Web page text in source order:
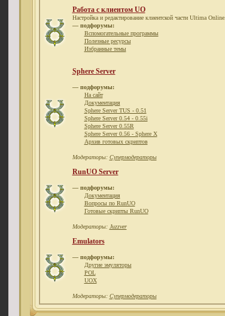
Работа с клиентом UO
Настройка и редактирование клиентской части Ultima Online.
— подфорумы:
Вспомогательные программы
Полезные ресурсы
Избранные темы
Sphere Server
— подфорумы:
На сайт
Документация
Sphere Server TUS - 0.51
Sphere Server 0.54 - 0.55i
Sphere Server 0.55R
Sphere Server 0.56 - Sphere X
Архив готовых скриптов
Модераторы: Супермодераторы
RunUO Server
— подфорумы:
Документация
Вопросы по RunUO
Готовые скрипты RunUO
Модераторы: Juzzver
Emulators
— подфорумы:
Другие эмуляторы
POL
UOX
Модераторы: Супермодераторы